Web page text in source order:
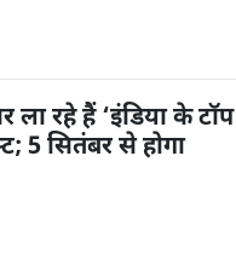
ला रहे हैं ‘इंडिया के टॉप
5 सितंबर से होगा